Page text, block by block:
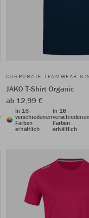
CORPORATE TEAMWEAR
JAKO T-Shirt Organic
ab 12,99 €
In 16
verschiedenen
Farben
erhältlich
In 16
Farben
erhältlich